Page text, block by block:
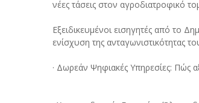
νέες τάσεις στον αγροδιατροφικό
Εξειδικευμένοι εισηγητές από το
ενίσχυση της ανταγωνιστικότητας
· Δωρεάν Ψηφιακές Υπηρεσίες: Πώς